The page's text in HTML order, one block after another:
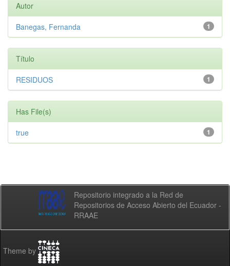
Autor
1
Banegas, Fernanda
Título
1
RESIDUOS
Has File(s)
1
true
Repositorio integrado a la Red de
Repositorios de Acceso Abierto del Ecuador -
RRAAE
Theme by